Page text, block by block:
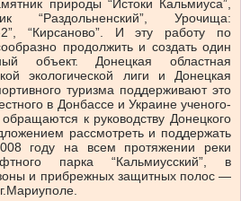
природы “Истоки Кальмиуса”,
“Раздольненский”, Урочища:
2”, “Кирсаново”. И эту работу по
продолжить и создать один
объект. Донецкая областная
экологической лиги и Донецкая
туризма поддерживают это
в Донбассе и Украине ученого-
к руководству Донецкого
рассмотреть и поддержать
году на всем протяжении реки
парка “Кальмиусский”, в
и прибрежных защитных полос —